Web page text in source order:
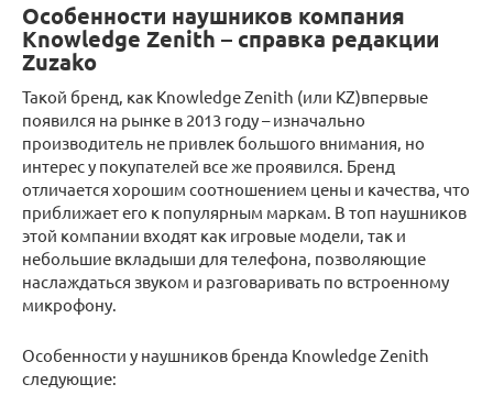
Особенности наушников компания
Knowledge Zenith – справка редакции
Zuzako
Такой бренд, как Knowledge Zenith (или KZ)впервые
появился на рынке в 2013 году – изначально
производитель не привлек большого внимания, но
интерес у покупателей все же проявился. Бренд
отличается хорошим соотношением цены и качества, что
приближает его к популярным маркам. В топ наушников
этой компании входят как игровые модели, так и
небольшие вкладыши для телефона, позволяющие
наслаждаться звуком и разговаривать по встроенному
микрофону.
Особенности у наушников бренда Knowledge Zenith
следующие: